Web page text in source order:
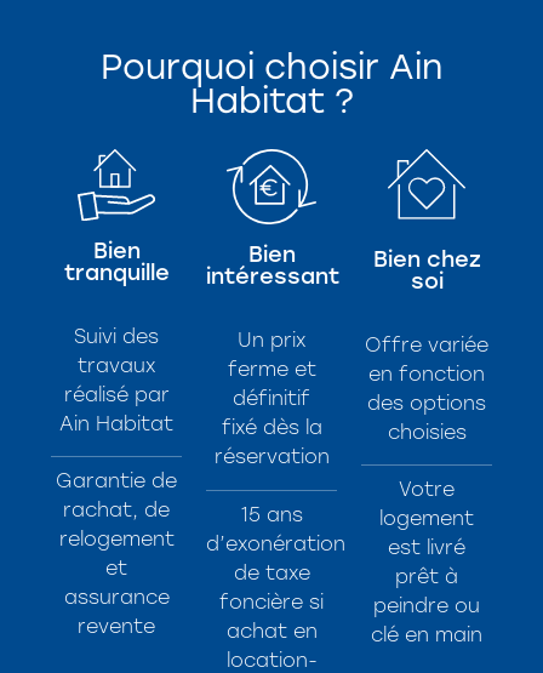
Pourquoi choisir Ain
Habitat ?
Bien
tranquille
Suivi des
travaux
réalisé par
Ain Habitat
Garantie de
rachat, de
relogement
et
assurance
revente
Bien
intéressant
Un prix
ferme et
définitif
fixé dès la
réservation
15 ans
d’exonération
de taxe
foncière si
achat en
location-
Bien chez
soi
Offre variée
en fonction
des options
choisies
Votre
logement
est livré
prêt à
peindre ou
clé en main